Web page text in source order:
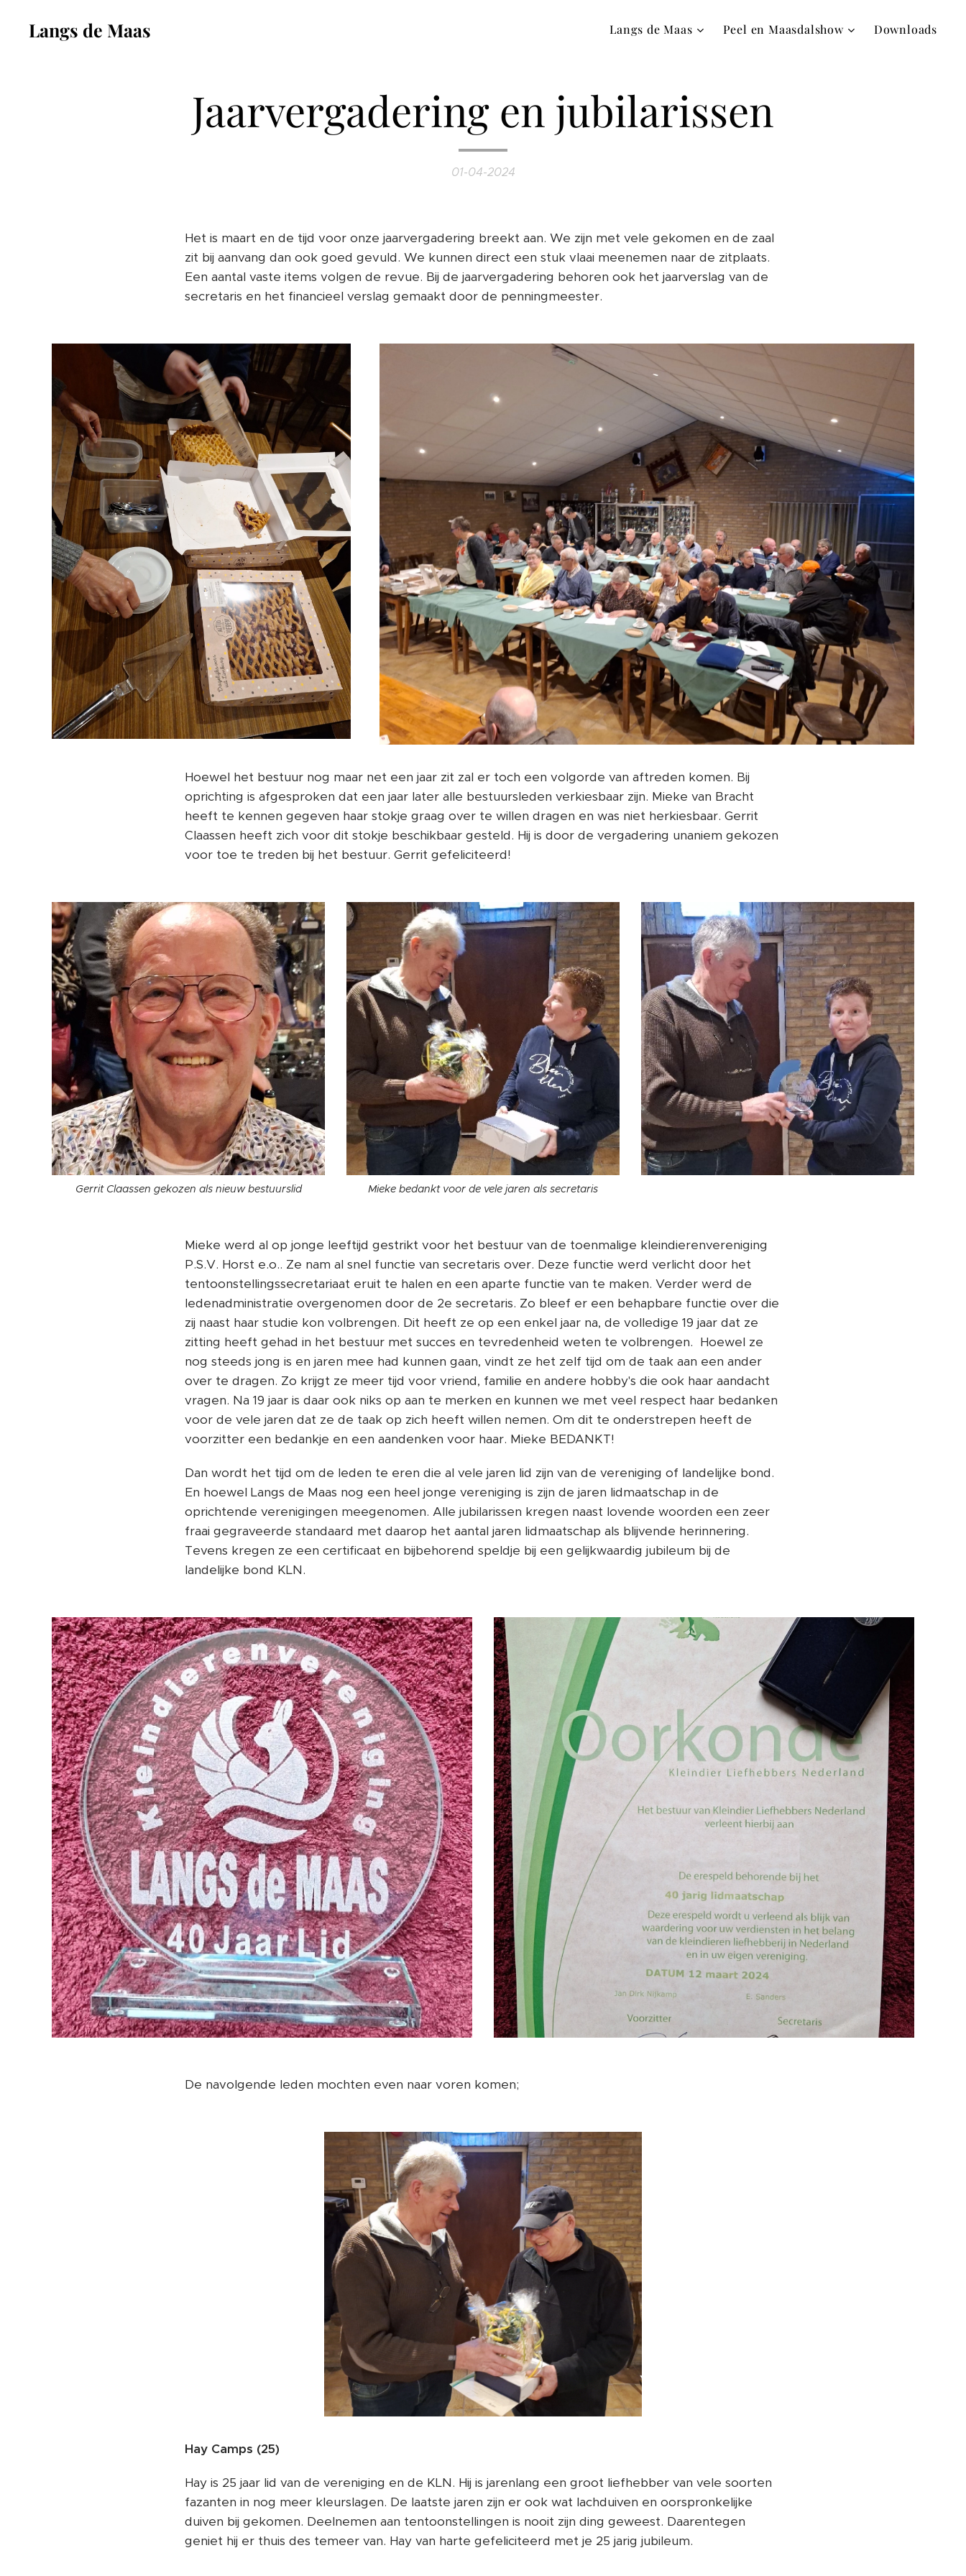
Langs de Maas Langs de Maas Peel en Maasdalshow Downloads
Jaarvergadering en jubilarissen
01-04-2024
Het is maart en de tijd voor onze jaarvergadering breekt aan. We zijn met vele gekomen en de zaal
zit bij aanvang dan ook goed gevuld. We kunnen direct een stuk vlaai meenemen naar de zitplaats.
Een aantal vaste items volgen de revue. Bij de jaarvergadering behoren ook het jaarverslag van de
secretaris en het financieel verslag gemaakt door de penningmeester.
Hoewel het bestuur nog maar net een jaar zit zal er toch een volgorde van aftreden komen. Bij
oprichting is afgesproken dat een jaar later alle bestuursleden verkiesbaar zijn. Mieke van Bracht
heeft te kennen gegeven haar stokje graag over te willen dragen en was niet herkiesbaar. Gerrit
Claassen heeft zich voor dit stokje beschikbaar gesteld. Hij is door de vergadering unaniem gekozen
voor toe te treden bij het bestuur. Gerrit gefeliciteerd!
Gerrit Claassen gekozen als nieuw bestuurslid Mieke bedankt voor de vele jaren als secretaris
Mieke werd al op jonge leeftijd gestrikt voor het bestuur van de toenmalige kleindierenvereniging
P.S.V. Horst e.o.. Ze nam al snel functie van secretaris over. Deze functie werd verlicht door het
tentoonstellingssecretariaat eruit te halen en een aparte functie van te maken. Verder werd de
ledenadministratie overgenomen door de 2e secretaris. Zo bleef er een behapbare functie over die
zij naast haar studie kon volbrengen. Dit heeft ze op een enkel jaar na, de volledige 19 jaar dat ze
zitting heeft gehad in het bestuur met succes en tevredenheid weten te volbrengen. Hoewel ze
nog steeds jong is en jaren mee had kunnen gaan, vindt ze het zelf tijd om de taak aan een ander
over te dragen. Zo krijgt ze meer tijd voor vriend, familie en andere hobby's die ook haar aandacht
vragen. Na 19 jaar is daar ook niks op aan te merken en kunnen we met veel respect haar bedanken
voor de vele jaren dat ze de taak op zich heeft willen nemen. Om dit te onderstrepen heeft de
voorzitter een bedankje en een aandenken voor haar. Mieke BEDANKT!
Dan wordt het tijd om de leden te eren die al vele jaren lid zijn van de vereniging of landelijke bond.
En hoewel Langs de Maas nog een heel jonge vereniging is zijn de jaren lidmaatschap in de
oprichtende verenigingen meegenomen. Alle jubilarissen kregen naast lovende woorden een zeer
fraai gegraveerde standaard met daarop het aantal jaren lidmaatschap als blijvende herinnering.
Tevens kregen ze een certificaat en bijbehorend speldje bij een gelijkwaardig jubileum bij de
landelijke bond KLN.
De navolgende leden mochten even naar voren komen;
Hay Camps (25)
Hay is 25 jaar lid van de vereniging en de KLN. Hij is jarenlang een groot liefhebber van vele soorten
fazanten in nog meer kleurslagen. De laatste jaren zijn er ook wat lachduiven en oorspronkelijke
duiven bij gekomen. Deelnemen aan tentoonstellingen is nooit zijn ding geweest. Daarentegen
geniet hij er thuis des temeer van. Hay van harte gefeliciteerd met je 25 jarig jubileum.